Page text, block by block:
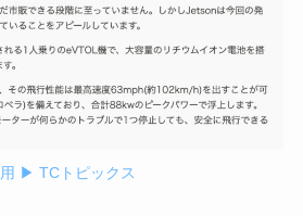
▶ TCトピックス